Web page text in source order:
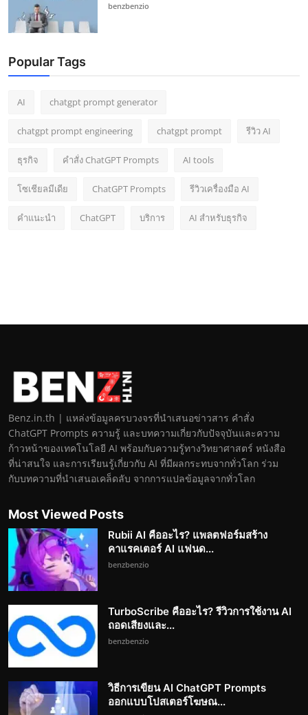
benzbenzio
Popular Tags
AI chatgpt prompt generator
chatgpt prompt engineering chatgpt prompt รีวิว AI
ธุรกิจ คำสั่ง ChatGPT Prompts AI tools
โซเชียลมีเดีย ChatGPT Prompts รีวิวเครื่องมือ AI
คำแนะนำ ChatGPT บริการ AI สำหรับธุรกิจ
Benz.in.th | แหล่งข้อมูลครบวงจรที่นำเสนอข่าวสาร คำสั่ง
ChatGPT Prompts ความรู้ และบทความเกี่ยวกับปัจจุบันและความ
ก้าวหน้าของเทคโนโลยี AI พร้อมกับความรู้ทางวิทยาศาสตร์ หนังสือ
ที่น่าสนใจ และการเรียนรู้เกี่ยวกับ AI ที่มีผลกระทบจากทั่วโลก ร่วม
กับบทความที่นำเสนอเคล็ดลับ จากการแปลข้อมูลจากทั่วโลก
Most Viewed Posts
Rubii AI คืออะไร? แพลตฟอร์มสร้าง
คาแรคเตอร์ AI แฟนด...
benzbenzio
TurboScribe คืออะไร? รีวิวการใช้งาน AI
ถอดเสียงและ...
benzbenzio
วิธีการเขียน AI ChatGPT Prompts
ออกแบบโปสเตอร์โฆษณ...